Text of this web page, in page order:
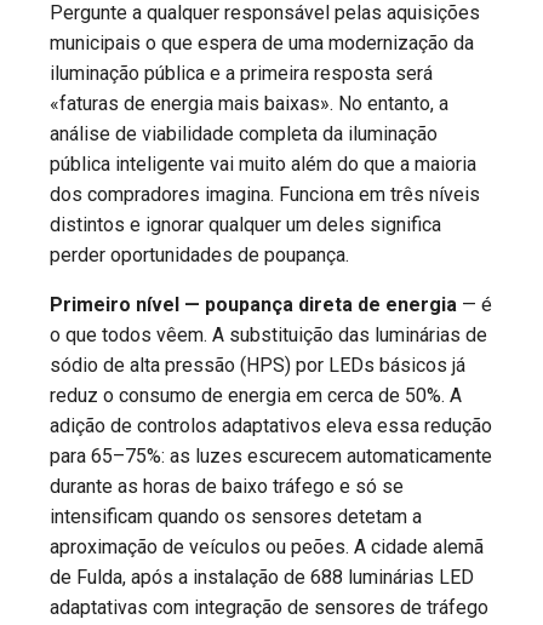
Pergunte a qualquer responsável pelas aquisições
municipais o que espera de uma modernização da
iluminação pública e a primeira resposta será
«faturas de energia mais baixas». No entanto, a
análise de viabilidade completa da iluminação
pública inteligente vai muito além do que a maioria
dos compradores imagina. Funciona em três níveis
distintos e ignorar qualquer um deles significa
perder oportunidades de poupança.
Primeiro nível — poupança direta de energia — é
o que todos vêem. A substituição das luminárias de
sódio de alta pressão (HPS) por LEDs básicos já
reduz o consumo de energia em cerca de 50%. A
adição de controlos adaptativos eleva essa redução
para 65–75%: as luzes escurecem automaticamente
durante as horas de baixo tráfego e só se
intensificam quando os sensores detetam a
aproximação de veículos ou peões. A cidade alemã
de Fulda, após a instalação de 688 luminárias LED
adaptativas com integração de sensores de tráfego